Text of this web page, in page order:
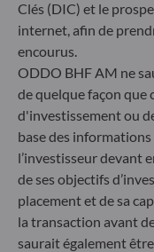
Allemagne
+49 (0) 211 239 24 01
Gallusanlage 8
60329 Frankfurt am Main
Allemagne
+49 (0) 69 920 50 0
Société de Gestion de
Bundesanstalt für
Enregistrement
Düsseldorf
Clés (DIC) et le
internet, afin de
encourus.
ODDO BHF AM ne
de quelque façon que
d'investissement ou
base des
l’investisseur devant
de ses objectifs
placement et de sa
la transaction avant
saurait également